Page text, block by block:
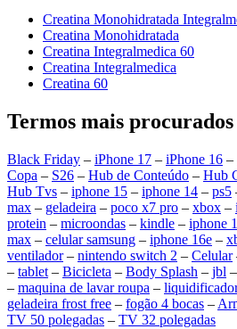
Creatina Monohidratada
Creatina Monohidratada
Creatina Integralmedica 60
Creatina Integralmedica
Creatina 60
Termos mais procurados
Black Friday – iPhone 17 – iPhone 16 –
Copa – S26 – Hub de Conteúdo – Hub
Hub Tvs – iphone 15 – iphone 14 – ps5
max – geladeira – poco x7 pro – xbox –
protein – microondas – kindle – iphone
max – celular samsung – iphone 16e –
ventilador– nintendo switch 2 – Celular
– tablet – Bicicleta – Body Splash – jbl –
– maquina de lavar roupa –
geladeira frost free – fogão 4 bocas –
TV 50 polegadas – TV 32 polegadas